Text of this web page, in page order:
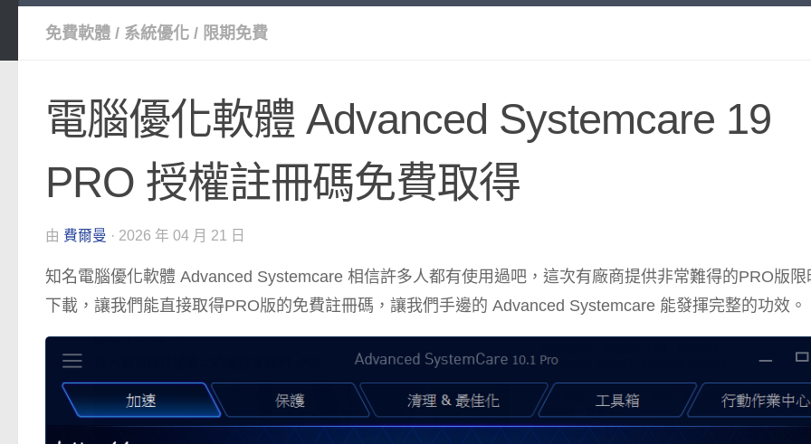
免費軟體 / 系統優化 / 限期免費
電腦優化軟體 Advanced Systemcare 19
PRO 授權註冊碼免費取得
由 費爾曼 · 2026 年 04 月 21 日
知名電腦優化軟體 Advanced Systemcare 相信許多人都有使用過吧，這次有廠商提供非常難得的PRO版限
下載，讓我們能直接取得PRO版的免費註冊碼，讓我們手邊的 Advanced Systemcare 能發揮完整的功效。